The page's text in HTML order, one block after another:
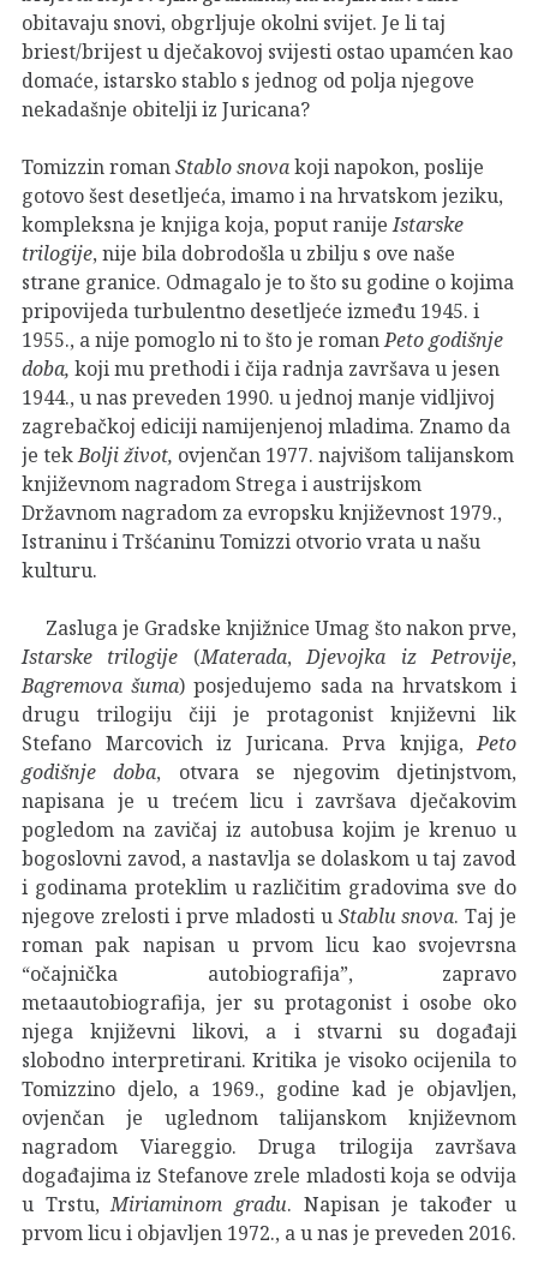
obitavaju snovi, obgrljuje okolni svijet. Je li taj
briest/brijest u dječakovoj svijesti ostao upamćen kao
domaće, istarsko stablo s jednog od polja njegove
nekadašnje obitelji iz Juricana?
Tomizzin romanStablo snovakoji napokon, poslije
gotovo šest desetljeća, imamo i na hrvatskom jeziku,
kompleksna je knjiga koja, poput ranijeIstarske
trilogije, nije bila dobrodošla u zbilju s ove naše
strane granice. Odmagalo je to što su godine o kojima
pripovijeda turbulentno desetljeće između 1945. i
1955., a nije pomoglo ni to što je romanPeto godišnje
doba, koji mu prethodi i čija radnja završava u jesen
1944., u nas preveden 1990. u jednoj manje vidljivoj
zagrebačkoj ediciji namijenjenoj mladima. Znamo da
je tekBolji život, ovjenčan 1977. najvišom talijanskom
književnom nagradom Strega i austrijskom
Državnom nagradom za evropsku književnost 1979.,
Istraninu i Tršćaninu Tomizzi otvorio vrata u našu
kulturu.
Zasluga je Gradske knjižnice Umag što nakon prve,
Istarske trilogije (Materada,Djevojka iz Petrovije,
Bagremova šuma) posjedujemo sada na hrvatskom i
drugu trilogiju čiji je protagonist književni lik
Stefano Marcovich iz Juricana. Prva knjiga,Peto
godišnje doba, otvara se njegovim djetinjstvom,
napisana je u trećem licu i završava dječakovim
pogledom na zavičaj iz autobusa kojim je krenuo u
bogoslovni zavod, a nastavlja se dolaskom u taj zavod
i godinama proteklim u različitim gradovima sve do
njegove zrelosti i prve mladosti u Stablu snova. Taj je
roman pak napisan u prvom licu kao svojevrsna
“očajnička autobiografija”, zapravo
metaautobiografija, jer su protagonist i osobe oko
njega književni likovi, a i stvarni su događaji
slobodno interpretirani. Kritika je visoko ocijenila to
Tomizzino djelo, a 1969., godine kad je objavljen,
ovjenčan je uglednom talijanskom književnom
nagradom Viareggio. Druga trilogija završava
događajima iz Stefanove zrele mladosti koja se odvija
u Trstu,Miriaminom gradu. Napisan je također u
prvom licu i objavljen 1972., a u nas je preveden 2016.